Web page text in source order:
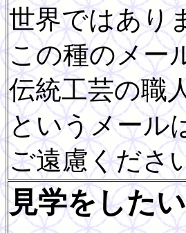
世界ではあり
この種のメー
伝統工芸の
というメール
ご遠慮くださ
見学をした